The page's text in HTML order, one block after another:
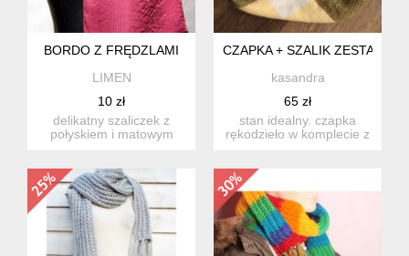
BORDO Z FRĘDZLAMI
LIMEN
10 zł
delikatny szaliczek z
połyskiem i matowym
CZAPKA + SZALIK ZESTAW
kasandra
65 zł
stan idealny. czapka
rękodzieło w komplecie z